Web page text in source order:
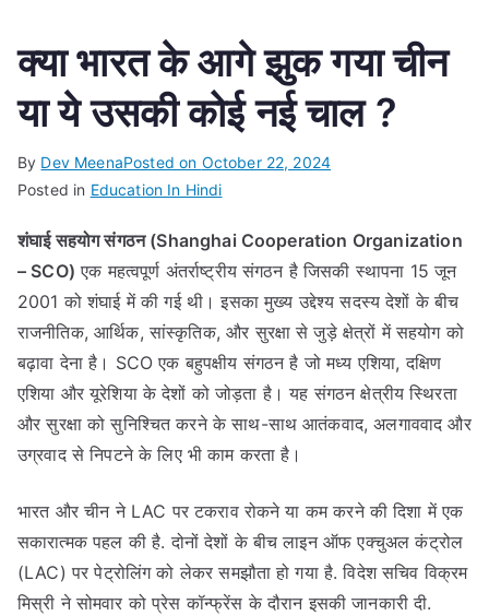
क्या भारत के आगे झुक गया चीन
या ये उसकी कोई नई चाल ?
By Dev MeenaPosted on October 22, 2024
Posted in Education In Hindi
शंघाई सहयोग संगठन (Shanghai Cooperation Organization
– SCO) एक महत्वपूर्ण अंतर्राष्ट्रीय संगठन है जिसकी स्थापना 15 जून
2001 को शंघाई में की गई थी। इसका मुख्य उद्देश्य सदस्य देशों के बीच
राजनीतिक, आर्थिक, सांस्कृतिक, और सुरक्षा से जुड़े क्षेत्रों में सहयोग को
बढ़ावा देना है। SCO एक बहुपक्षीय संगठन है जो मध्य एशिया, दक्षिण
एशिया और यूरेशिया के देशों को जोड़ता है। यह संगठन क्षेत्रीय स्थिरता
और सुरक्षा को सुनिश्चित करने के साथ-साथ आतंकवाद, अलगाववाद और
उग्रवाद से निपटने के लिए भी काम करता है।
भारत और चीन ने LAC पर टकराव रोकने या कम करने की दिशा में एक
सकारात्मक पहल की है. दोनों देशों के बीच लाइन ऑफ एक्चुअल कंट्रोल
(LAC) पर पेट्रोलिंग को लेकर समझौता हो गया है. विदेश सचिव विक्रम
मिस्री ने सोमवार को प्रेस कॉन्फ्रेंस के दौरान इसकी जानकारी दी.